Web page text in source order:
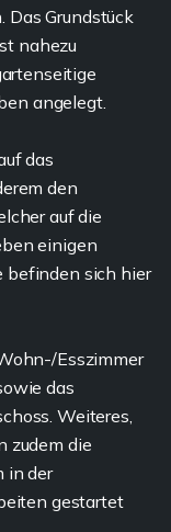
Grundstück
nahezu
angelegt.
das
den
auf die
einigen
befinden sich hier
Esszimmer
das
Weiteres,
zudem die
in der
gestartet